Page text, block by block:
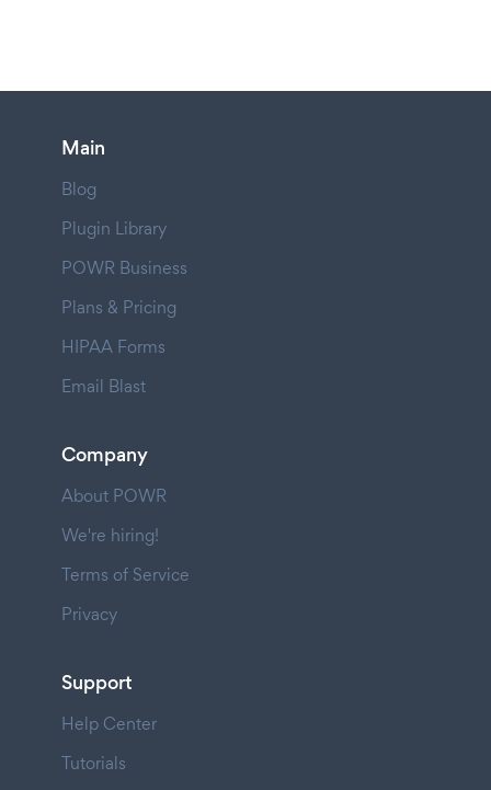
Main
Blog
Plugin Library
POWR Business
Plans & Pricing
HIPAA Forms
Email Blast
Company
About POWR
We're hiring!
Terms of Service
Privacy
Support
Help Center
Tutorials